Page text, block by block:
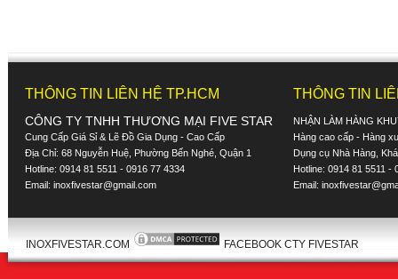
THÔNG TIN LIÊN HỆ TP.HCM
CÔNG TY TNHH THƯƠNG MẠI FIVE STAR
Cung Cấp Giá Sỉ & Lẽ Đồ Gia Dụng - Cao Cấp
Địa Chỉ: 68 Nguyễn Huệ, Phường Bến Nghé, Quận 1
Hotline: 0914 81 5511 - 0916 77 4334
Email: inoxfivestar@gmail.com
THÔNG TIN
NHẬN LÀM HÀNG
Hàng cao cấp - Hàng
Dụng cụ Nhà Hàng,
Hotline: 0914 81 5511 -
Email:
INOXFIVESTAR.COM FACEBOOK CTY FIVESTAR